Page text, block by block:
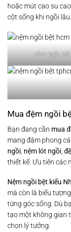
hoặc mút cao su
cột sống khi ngồi
nệm ngồi
Mua đệm ngồi
Bạn đang cần mua
mang đậm phong
ngồi nệm lót ngồi
thiết kế. Ưu tiên các
Nệm ngồi bệt kiểu
mà còn là biểu
từng góc sống. Dù
tạo một không gian
chọn lý tưởng.